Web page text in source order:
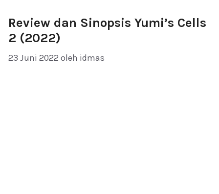
Review dan Sinopsis Yumi’s Cells
2 (2022)
23 Juni 2022 oleh idmas